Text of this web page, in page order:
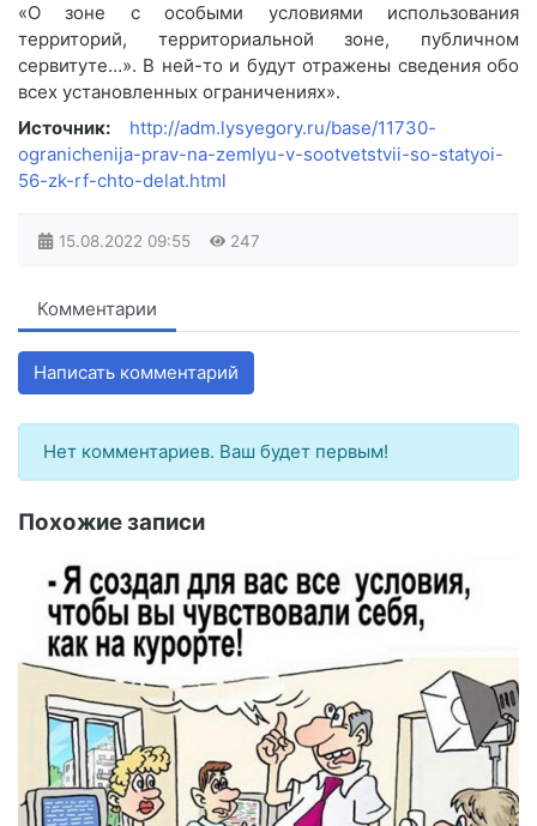
«О зоне с особыми условиями использования
территорий, территориальной зоне, публичном
сервитуте…». В ней-то и будут отражены сведения обо
всех установленных ограничениях».
Источник:
http://adm.lysyegory.ru/base/11730-
ogranichenija-prav-na-zemlyu-v-sootvetstvii-so-statyoi-
56-zk-rf-chto-delat.html
15.08.2022 09:55 247
Комментарии
Написать комментарий
Нет комментариев. Ваш будет первым!
Похожие записи